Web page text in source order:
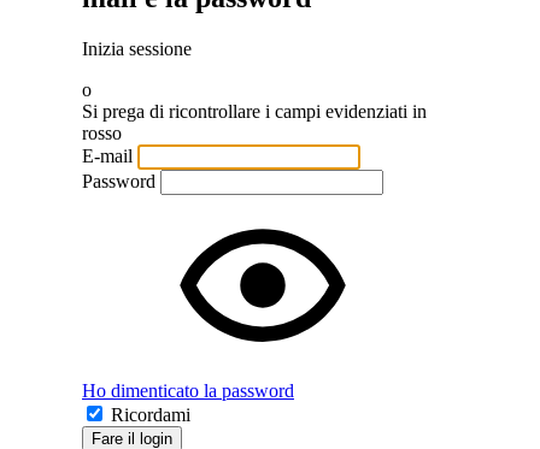
Inizia sessione
o
Si prega di ricontrollare i campi evidenziati in
rosso
E-mail
Password
Ho dimenticato la password
Ricordami
Fare il login